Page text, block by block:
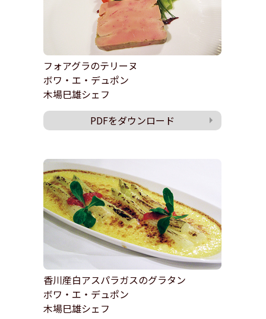
フォアグラのテリーヌ
ボワ・エ・デュポン
木場巳雄シェフ
PDFをダウンロード
香川産白アスパラガスのグラタン
ボワ・エ・デュポン
木場巳雄シェフ